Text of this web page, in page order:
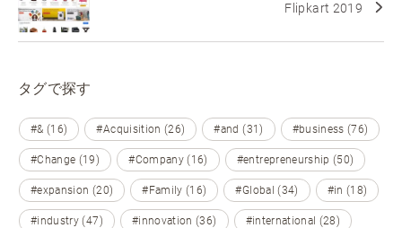
Flipkart 2019
タグで探す
#& (16) #Acquisition (26) #and (31) #business (76)
#Change (19) #Company (16) #entrepreneurship (50)
#expansion (20) #Family (16) #Global (34) #in (18)
#industry (47) #innovation (36) #international (28)